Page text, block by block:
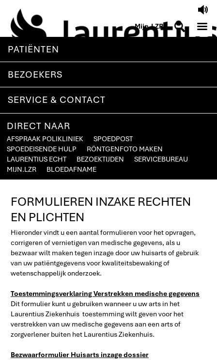
V
Mijn.LZR S M
PATIËNTEN
BEZOEKERS
SERVICE & CONTACT
DIRECT NAAR
AFSPRAAK POLIKLINIEK
SPOEDPOST
SPOEDEISENDE HULP
RÖNTGENFOTO MAKEN
LAURENTIUS ECHT
BEZOEKTIJDEN
SERVICEBUREAU
MIJN.LZR
BLOEDAFNAME
FORMULIEREN INZAKE RECHTEN
EN PLICHTEN
Hieronder vindt u een aantal formulieren voor het opvragen,
corrigeren of vernietigen van medische gegevens, als u
bezwaar wilt maken tegen inzage door uw huisarts of gebruik
van uw patiëntgegevens voor kwaliteitsbewaking of
wetenschappelijk onderzoek.
Toestemmingsverklaring Verstrekken medische gegevens
Dit formulier kunt u gebruiken wanneer u uw arts in het
Laurentius Ziekenhuis toestemming wilt geven voor het
verstrekken van uw medische gegevens aan een arts of
zorgverlener buiten het Laurentius Ziekenhuis.
Bezwaarformulier Huisarts inzage dossier